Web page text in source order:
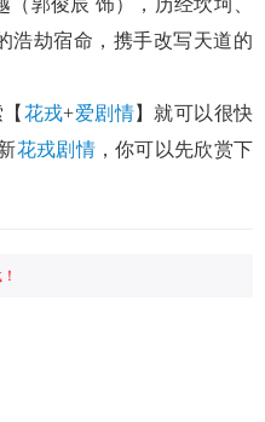
浩劫宿命，携手改写天道的
花戎+爱剧情】就可以很快
花戎剧情，你可以先欣赏下